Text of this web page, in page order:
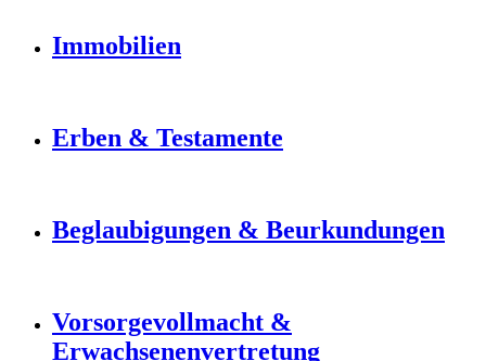
Immobilien
Erben & Testamente
Beglaubigungen & Beurkundungen
Vorsorgevollmacht &
Erwachsenenvertretung